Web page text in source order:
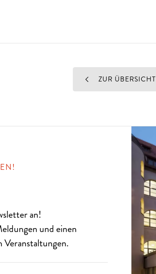
ZUR ÜBERSICHT
an!
und einen
Veranstaltungen.